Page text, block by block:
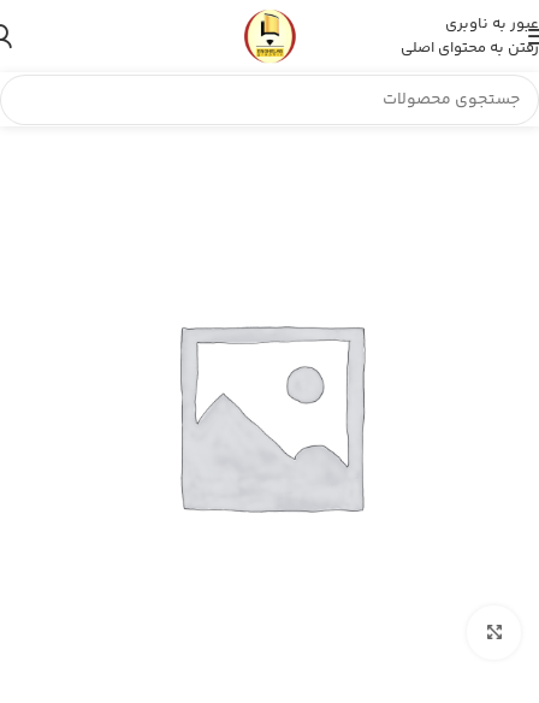
عبور به ناوبری
رفتن به محتوای اصلی
مهر انقلاب» فروشگاه